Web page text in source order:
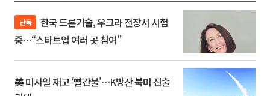
단독
중…“스타트업 여러 곳 참여”
美 미사일 재고 ‘빨간불’…K방산 북미 진출